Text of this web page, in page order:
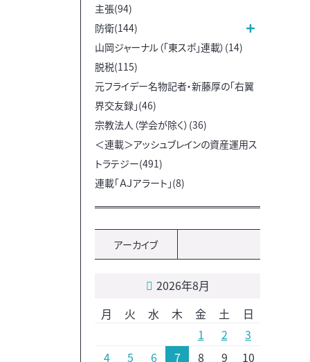
主張(94)
防衛(144)
山岡ジャーナル（「東スポ」連載）(14)
脱税(115)
元フライデー名物記者・新藤厚の「右翼
界交友録」(46)
宗教法人（学会が除く）(36)
＜連載＞アッシュブレインの資産運用ス
トラテジー(491)
連載「ＡＪアラート」(8)
アーカイブ
2026年8月
月
火 水 木 金 土
日
1
2
3
4
5 6 7 8 9 10